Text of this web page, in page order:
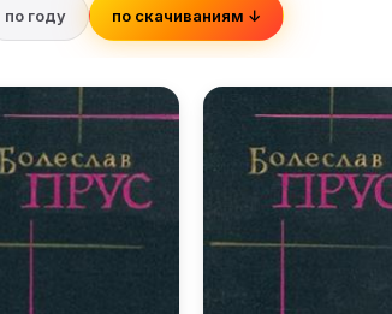
по году по скачиваниям ↓